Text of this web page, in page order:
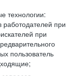
технологии:
при
при
пользователь